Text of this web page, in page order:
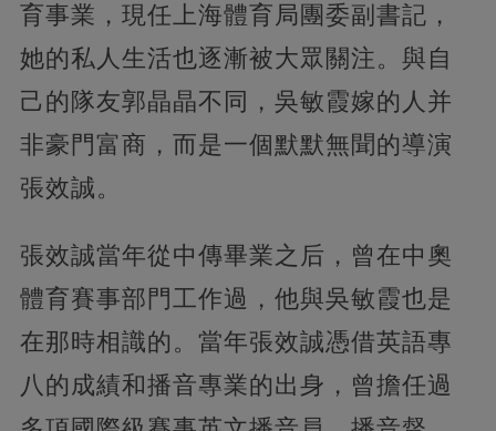
育事業，現任上海體育局團委副書記，
她的私人生活也逐漸被大眾關注。與自
己的隊友郭晶晶不同，吳敏霞嫁的人并
非豪門富商，而是一個默默無聞的導演
張效誠。
張效誠當年從中傳畢業之后，曾在中奧
體育賽事部門工作過，他與吳敏霞也是
在那時相識的。當年張效誠憑借英語專
八的成績和播音專業的出身，曾擔任過